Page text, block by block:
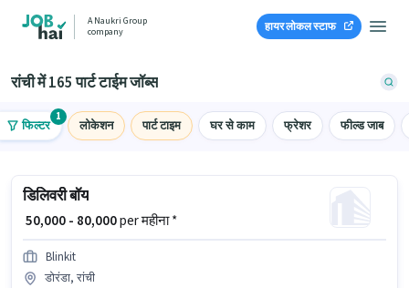
A Naukri Group
company
हायर लोकल स्टाफ
रांची में 165 पार्ट टाईम जॉब्स
फिल्टर
1
लोकेशन पार्ट टाइम घर से काम फ्रेशर फील्ड जाब
डिलिवरी बॉय
₹ 50,000 - 80,000per महीना *
Blinkit
डोरंडा, रांची